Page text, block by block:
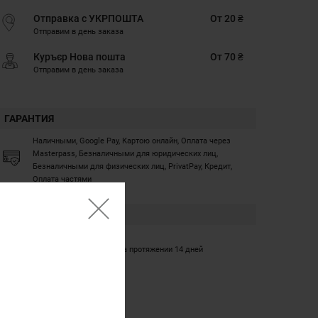
Отправка с УКРПОШТА
Отправим в день заказа
От 20 ₴
Куръєр Нова пошта
Отправим в день заказа
От 70 ₴
ГАРАНТИЯ
Наличными, Google Pay, Картою онлайн, Оплата через
Masterpass, Безналичными для юридических лиц,
Безналичными для физических лиц, PrivatPay, Кредит,
Оплата частями
Обмен/возврат товара на протяжении 14 дней